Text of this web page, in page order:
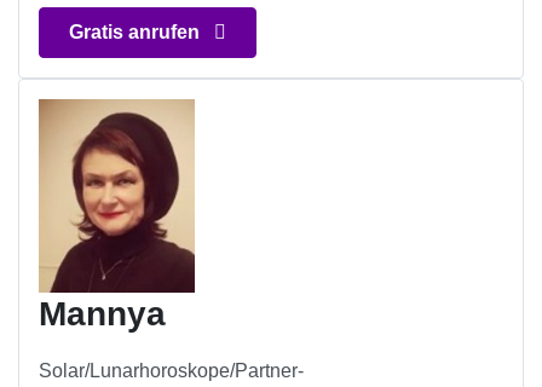
Gratis anrufen
Mannya
Solar/Lunarhoroskope/Partner-